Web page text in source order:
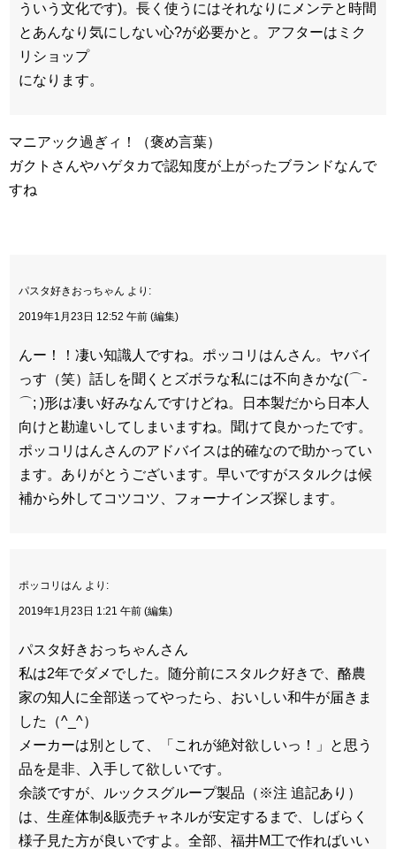
ういう文化です)。長く使うにはそれなりにメンテと時間
とあんなり気にしない心?が必要かと。アフターはミク
リショップ
になります。
マニアック過ぎィ！（褒め言葉）
ガクトさんやハゲタカで認知度が上がったブランドなんで
すね
パスタ好きおっちゃん より:
2019年1月23日 12:52 午前 (編集)
んー！！凄い知識人ですね。ポッコリはんさん。ヤバイ
っす（笑）話しを聞くとズボラな私には不向きかな(⌒-
⌒; )形は凄い好みなんですけどね。日本製だから日本人
向けと勘違いしてしまいますね。聞けて良かったです。
ポッコリはんさんのアドバイスは的確なので助かってい
ます。ありがとうございます。早いですがスタルクは候
補から外してコツコツ、フォーナインズ探します。
ポッコリはん より:
2019年1月23日 1:21 午前 (編集)
パスタ好きおっちゃんさん
私は2年でダメでした。随分前にスタルク好きで、酪農
家の知人に全部送ってやったら、おいしい和牛が届きま
した（^_^）
メーカーは別として、「これが絶対欲しいっ！」と思う
品を是非、入手して欲しいです。
余談ですが、ルックスグループ製品（※注 追記あり）
は、生産体制&販売チャネルが安定するまで、しばらく
様子見た方が良いですよ。全部、福井M工で作ればいい